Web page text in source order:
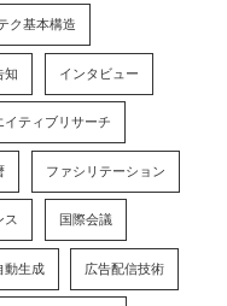
ク基本構造
知 インタビュー
イティブリサーチ
ファシリテーション
ス 国際会議
動生成 広告配信技術